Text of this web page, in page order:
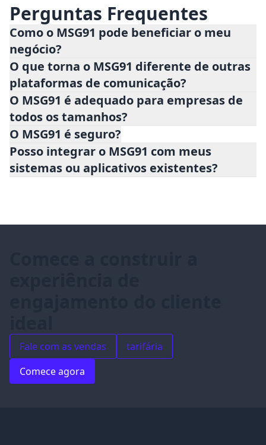
Perguntas Frequentes
Como o MSG91 pode beneficiar o meu
negócio?
O MSG91 oferece inúmeros benefícios para
os negócios, incluindo maior engajamento
do cliente, fluxos de comunicação
simplificados, aumento da eficiência
operacional e melhoria da reputação da
marca. Nossa plataforma permite que as
empresas automatizem a comunicação,
preferência.
O que torna o MSG91 diferente de outras
plataformas de comunicação?
O MSG91 é adequado para empresas de
todos os tamanhos?
O MSG91 é seguro?
Posso integrar o MSG91 com meus
sistemas ou aplicativos existentes?
Fale com as vendas
tarifária
Comece agora